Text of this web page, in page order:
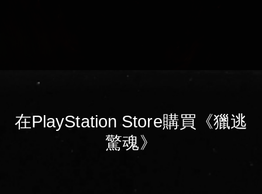
在PlayStation Store購買《獵逃
驚魂》